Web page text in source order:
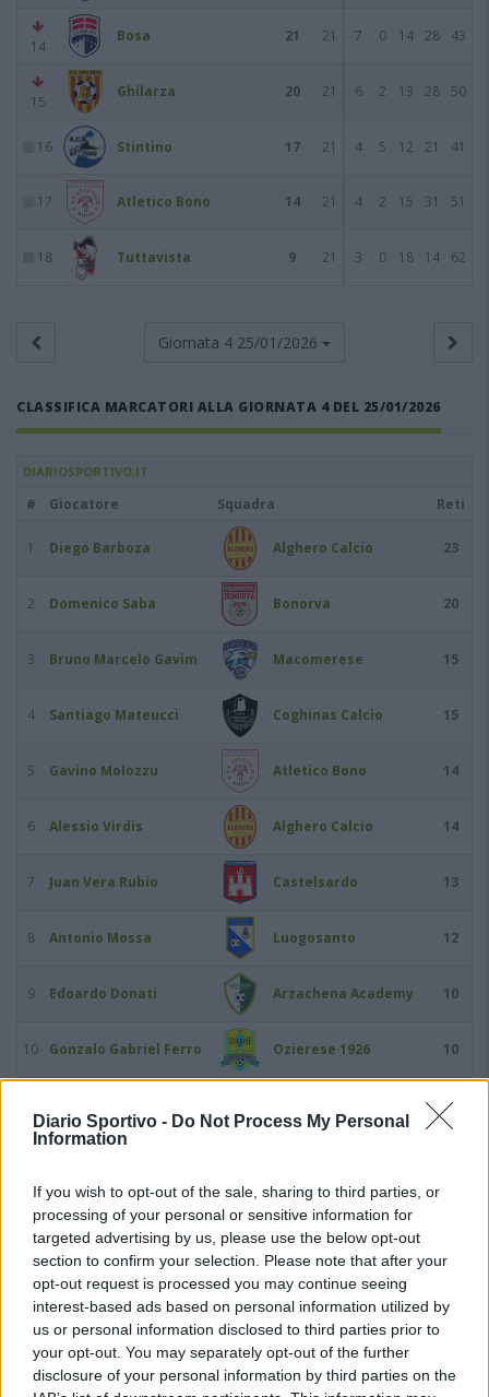
Diario Sportivo - Do Not Process My Personal
Information
If you wish to opt-out of the sale, sharing to third parties, or
processing of your personal or sensitive information for
targeted advertising by us, please use the below opt-out
section to confirm your selection. Please note that after your
opt-out request is processed you may continue seeing
interest-based ads based on personal information utilized by
us or personal information disclosed to third parties prior to
your opt-out. You may separately opt-out of the further
disclosure of your personal information by third parties on the
14
Bosa 21 21 7 0 14 28 43
15
Ghilarza 20 21 6 2 13 28 50
16 Stintino 17 21 4 5 12 21 41
17 Atletico Bono 14 21 4 2 15 31 51
18 Tuttavista 9 21 3 0 18 14 62
Giornata 4 25/01/2026
CLASSIFICA MARCATORI ALLA GIORNATA 4 DEL 25/01/2026
DIARIOSPORTIVO.IT
# Giocatore Squadra Reti
1 Diego Barboza Alghero Calcio 23
2 Domenico Saba Bonorva 20
3 Bruno Marcelo Gavim Macomerese 15
4 Santiago Mateucci Coghinas Calcio 15
5 Gavino Molozzu Atletico Bono 14
6 Alessio Virdis Alghero Calcio 14
7 Juan Vera Rubio Castelsardo 13
8 Antonio Mossa Luogosanto 12
9 Edoardo Donati Arzachena Academy 10
10 Gonzalo Gabriel Ferro Ozierese 1926 10
10
13 Augusto Bonivardi Arzachena Academy
14 Claudio Fadda Bosa
15 Victory Igene Usinese
16 Sidi Cisse Kaba Bosa 8